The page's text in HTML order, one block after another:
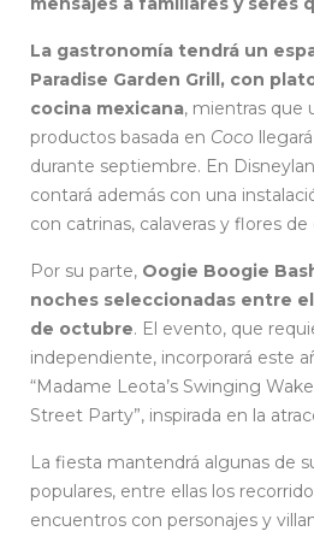
La gastronomía tendrá un
Paradise Garden Grill, con
cocina mexicana, mientras que
productos basada en Coco
durante septiembre. En
contará además con una
con catrinas, calaveras y flores
Por su parte, Oogie Boogie
noches seleccionadas entre el
de octubre. El evento, que
independiente, incorporará este
“Madame Leota’s Swinging
Street Party”, inspirada en la
La fiesta mantendrá algunas de
populares, entre ellas los
encuentros con personajes y